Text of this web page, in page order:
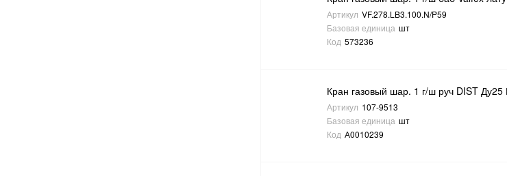
Артикул VF.278.LB3.100.N/P59
Базовая единица шт
Код 573236
Кран газовый шар. 1 г/ш руч DIST Ду25
Артикул 107-9513
Базовая единица шт
Код А0010239